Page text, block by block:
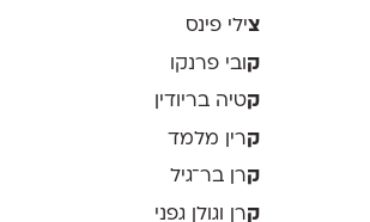
צילי פינס
קובי פרנקו
קטיה בריודין
קרין מלמד
קרן בר־גיל
קרן וגולן גפני